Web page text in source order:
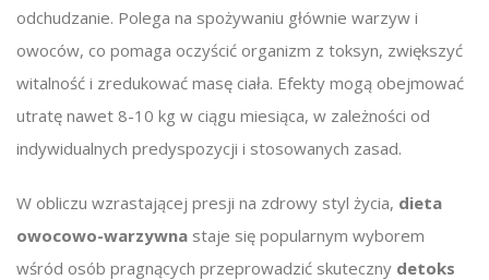
odchudzanie. Polega na spożywaniu głównie warzyw i
owoców, co pomaga oczyścić organizm z toksyn, zwiększyć
witalność i zredukować masę ciała. Efekty mogą obejmować
utratę nawet 8-10 kg w ciągu miesiąca, w zależności od
indywidualnych predyspozycji i stosowanych zasad.
W obliczu wzrastającej presji na zdrowy styl życia, dieta
owocowo-warzywna staje się popularnym wyborem
wśród osób pragnących przeprowadzić skuteczny detoks